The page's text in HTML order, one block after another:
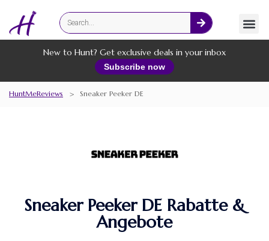
New to Hunt? Get exclusive deals in your inbox
Subscribe now
HuntMeReviews > Sneaker Peeker DE
Sneaker Peeker DE Rabatte &
Angebote